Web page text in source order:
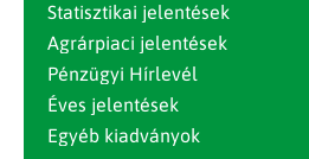
Statisztikai jelentések
Agrárpiaci jelentések
Pénzügyi Hírlevél
Éves jelentések
Egyéb kiadványok